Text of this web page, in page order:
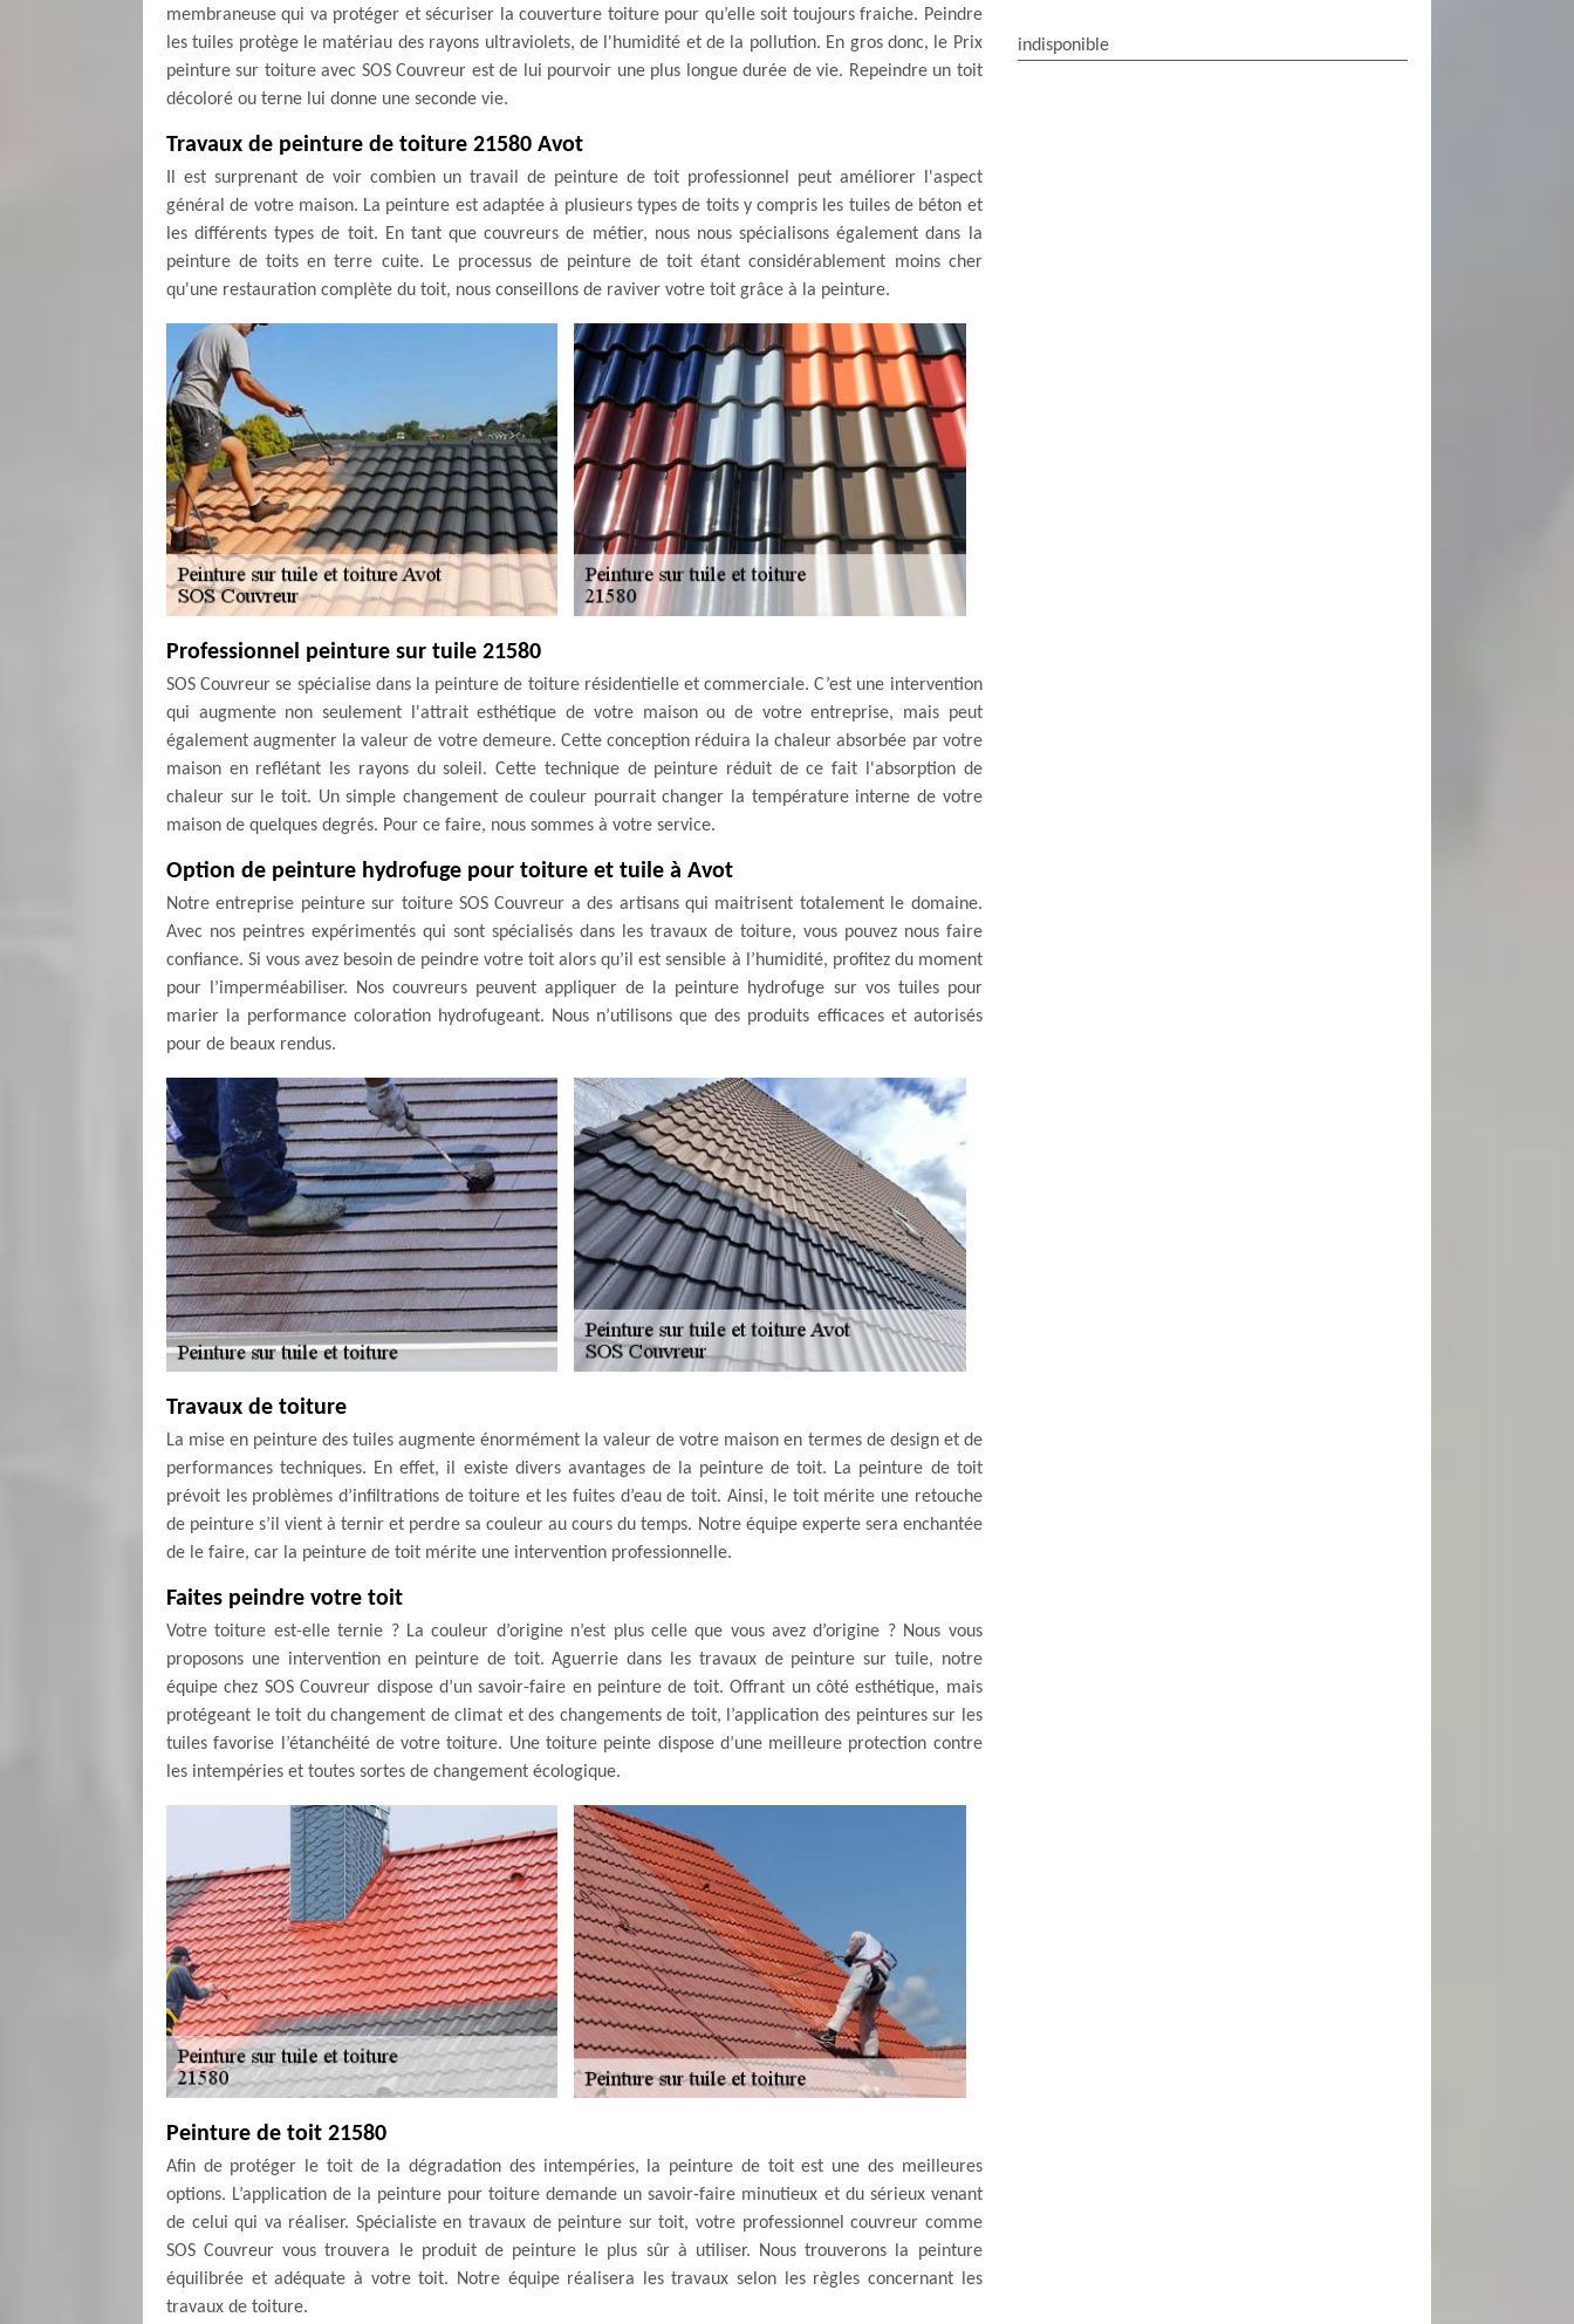
membraneuse qui va protéger et sécuriser la couverture toiture pour qu’elle soit toujours fraiche. Peindre
les tuiles protège le matériau des rayons ultraviolets, de l'humidité et de la pollution. En gros donc, le Prix
peinture sur toiture avec SOS Couvreur est de lui pourvoir une plus longue durée de vie. Repeindre un toit
décoloré ou terne lui donne une seconde vie.
Travaux de peinture de toiture 21580 Avot
Il est surprenant de voir combien un travail de peinture de toit professionnel peut améliorer l'aspect
général de votre maison. La peinture est adaptée à plusieurs types de toits y compris les tuiles de béton et
les différents types de toit. En tant que couvreurs de métier, nous nous spécialisons également dans la
peinture de toits en terre cuite. Le processus de peinture de toit étant considérablement moins cher
qu'une restauration complète du toit, nous conseillons de raviver votre toit grâce à la peinture.
Professionnel peinture sur tuile 21580
SOS Couvreur se spécialise dans la peinture de toiture résidentielle et commerciale. C’est une intervention
qui augmente non seulement l'attrait esthétique de votre maison ou de votre entreprise, mais peut
également augmenter la valeur de votre demeure. Cette conception réduira la chaleur absorbée par votre
maison en reflétant les rayons du soleil. Cette technique de peinture réduit de ce fait l'absorption de
chaleur sur le toit. Un simple changement de couleur pourrait changer la température interne de votre
maison de quelques degrés. Pour ce faire, nous sommes à votre service.
Option de peinture hydrofuge pour toiture et tuile à Avot
Notre entreprise peinture sur toiture SOS Couvreur a des artisans qui maitrisent totalement le domaine.
Avec nos peintres expérimentés qui sont spécialisés dans les travaux de toiture, vous pouvez nous faire
confiance. Si vous avez besoin de peindre votre toit alors qu’il est sensible à l’humidité, profitez du moment
pour l’imperméabiliser. Nos couvreurs peuvent appliquer de la peinture hydrofuge sur vos tuiles pour
marier la performance coloration hydrofugeant. Nous n’utilisons que des produits efficaces et autorisés
pour de beaux rendus.
Travaux de toiture
La mise en peinture des tuiles augmente énormément la valeur de votre maison en termes de design et de
performances techniques. En effet, il existe divers avantages de la peinture de toit. La peinture de toit
prévoit les problèmes d’infiltrations de toiture et les fuites d’eau de toit. Ainsi, le toit mérite une retouche
de peinture s’il vient à ternir et perdre sa couleur au cours du temps. Notre équipe experte sera enchantée
de le faire, car la peinture de toit mérite une intervention professionnelle.
Faites peindre votre toit
Votre toiture est-elle ternie ? La couleur d’origine n’est plus celle que vous avez d’origine ? Nous vous
proposons une intervention en peinture de toit. Aguerrie dans les travaux de peinture sur tuile, notre
équipe chez SOS Couvreur dispose d’un savoir-faire en peinture de toit. Offrant un côté esthétique, mais
protégeant le toit du changement de climat et des changements de toit, l’application des peintures sur les
tuiles favorise l’étanchéité de votre toiture. Une toiture peinte dispose d’une meilleure protection contre
les intempéries et toutes sortes de changement écologique.
Peinture de toit 21580
Afin de protéger le toit de la dégradation des intempéries, la peinture de toit est une des meilleures
options. L’application de la peinture pour toiture demande un savoir-faire minutieux et du sérieux venant
de celui qui va réaliser. Spécialiste en travaux de peinture sur toit, votre professionnel couvreur comme
SOS Couvreur vous trouvera le produit de peinture le plus sûr à utiliser. Nous trouverons la peinture
équilibrée et adéquate à votre toit. Notre équipe réalisera les travaux selon les règles concernant les
travaux de toiture.
indisponible